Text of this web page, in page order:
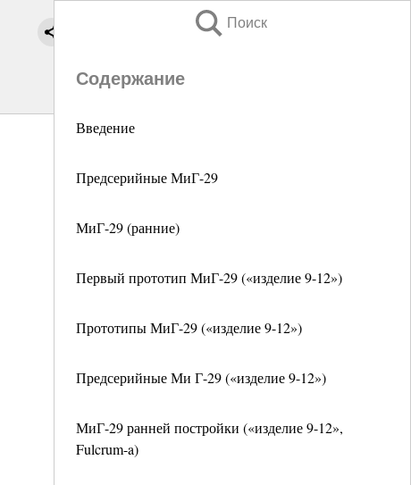
Поиск
Содержание
Введение
Предсерийные МиГ-29
МиГ-29 (ранние)
Первый прототип МиГ-29 («изделие 9-12»)
Прототипы МиГ-29 («изделие 9-12»)
Предсерийные Ми Г-29 («изделие 9-12»)
МиГ-29 ранней постройки («изделие 9-12»,
Fulcrum-a)